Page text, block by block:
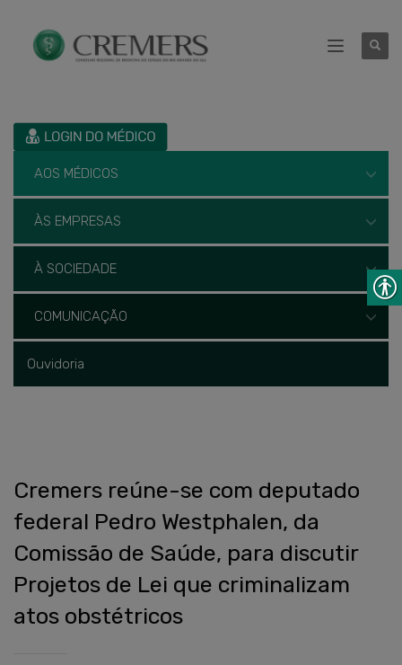
AOS MÉDICOS
ÀS EMPRESAS
À SOCIEDADE
COMUNICAÇÃO
Ouvidoria
Cremers reúne-se com deputado
federal Pedro Westphalen, da
Comissão de Saúde, para discutir
Projetos de Lei que criminalizam
atos obstétricos